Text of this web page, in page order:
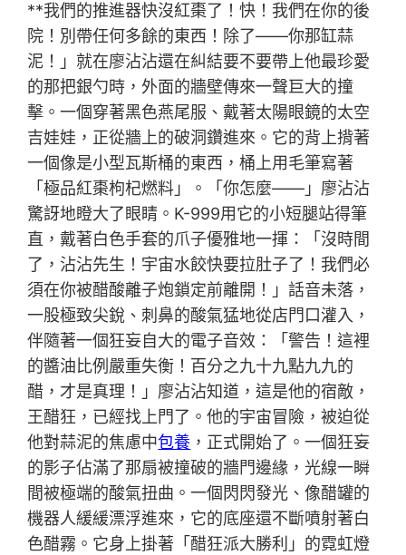
**我們的推進器快沒紅棗了！快！我們在你的後
院！別帶任何多餘的東西！除了——你那缸蒜
泥！」就在廖沾沾還在糾結要不要帶上他最珍愛
的那把銀勺時，外面的牆壁傳來一聲巨大的撞
擊。一個穿著黑色燕尾服、戴著太陽眼鏡的太空
吉娃娃，正從牆上的破洞鑽進來。它的背上揹著
一個像是小型瓦斯桶的東西，桶上用毛筆寫著
「極品紅棗枸杞燃料」。「你怎麼——」廖沾沾
驚訝地瞪大了眼睛。K-999用它的小短腿站得筆
直，戴著白色手套的爪子優雅地一揮：「沒時間
了，沾沾先生！宇宙水餃快要拉肚子了！我們必
須在你被醋酸離子炮鎖定前離開！」話音未落，
一股極致尖銳、刺鼻的酸氣猛地從店門口灌入，
伴隨著一個狂妄自大的電子音效：「警告！這裡
的醬油比例嚴重失衡！百分之九十九點九九的
醋，才是真理！」廖沾沾知道，這是他的宿敵，
王醋狂，已經找上門了。他的宇宙冒險，被迫從
他對蒜泥的焦慮中包養 ，正式開始了。一個狂妄
的影子佔滿了那扇被撞破的牆門邊緣，光線一瞬
間被極端的酸氣扭曲。一個閃閃發光、像醋罐的
機器人緩緩漂浮進來，它的底座還不斷噴射著白
色醋霧。它身上掛著「醋狂派大勝利」的霓虹燈